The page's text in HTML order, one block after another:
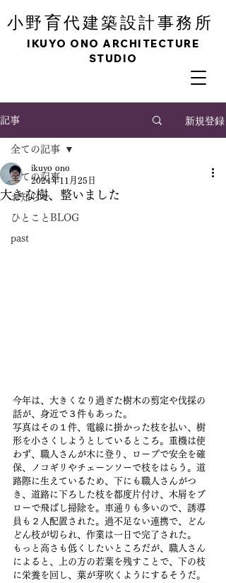
小野育代建築設計事務所
IKUYO ONO ARCHITECTURE
STUDIO
記事 新規登録
全ての記事
お知らせ
ひとことBLOG
past
全ての記事
大きな樹、整いました
ikuyo ono
2024年11月25日
今年は、大きくなり過ぎた樹木の剪定や伐採の
話が、身近で３件もあった。
写真はその１件、電線に掛かった枝を払い、樹
形を小さくしようとしているところ。重機は使
わず、職人さんが木に登り、ロープで安全を確
保、ノコギリやチェーンソーで枝をはらう。道
路際に生えているため、下にも職人さんがつ
き、道路に下ろした枝を都度片付け、木屑をブ
ローで飛ばし掃除を。車通りも多いので、誘導
員も２人配置された。過不足ない連携で、どん
どん枝が切られ、作業は一日で完了された。
もっと高さも低くしたいところだが、職人さん
によると、上の方の若葉を残すことで、下の枝
に栄養を回し、葉が芽吹くようにするそうだ。